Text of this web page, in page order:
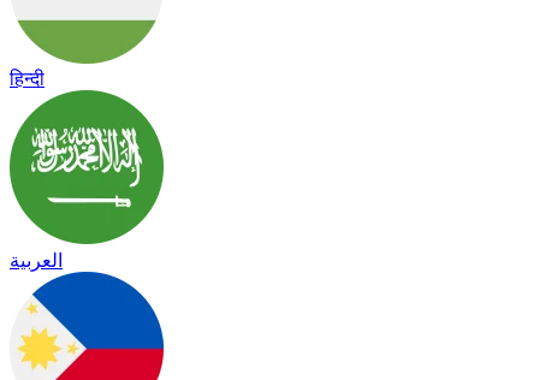
हिन्दी
العربية